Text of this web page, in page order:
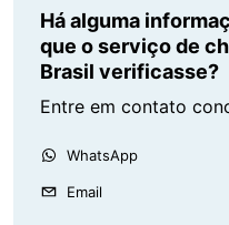
Há alguma
que o serviço de
Brasil verificasse?
Entre em contato
WhatsApp
Email